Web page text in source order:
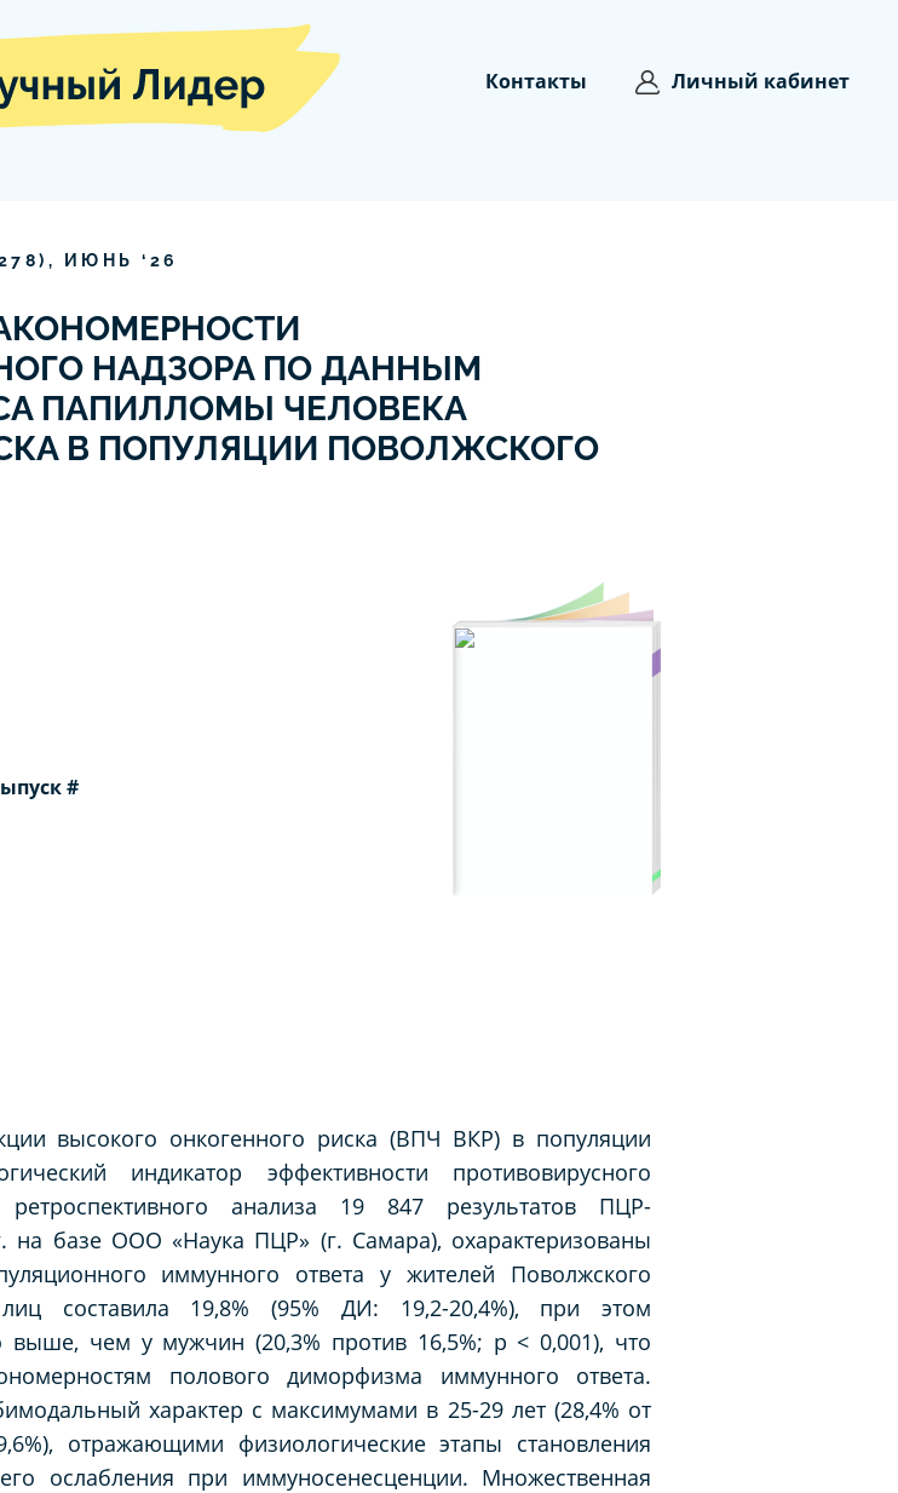
Контакты Личный кабинет
), ИЮНЬ ‘ 26
НАДЗОРА ПО ДАННЫМ
ПАПИЛЛОМЫ ЧЕЛОВЕКА
В ПОПУЛЯЦИИ ПОВОЛЖСКОГО
#
высокого онкогенного риска (ВПЧ ВКР) в популяции
индикатор эффективности противовирусного
анализа 19 847 результатов ПЦР-
на базе ООО «Наука ПЦР» (г. Самара), охарактеризованы
иммунного ответа у жителей Поволжского
составила 19,8% (95% ДИ: 19,2-20,4%), при этом
чем у мужчин (20,3% против 16,5%; p < 0,001), что
полового диморфизма иммунного ответа.
характер с максимумами в 25-29 лет (28,4% от
отражающими физиологические этапы становления
ослабления при иммуносенесценции. Множественная